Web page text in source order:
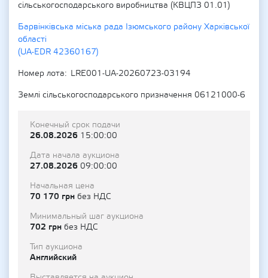
сільськогосподарського виробництва (КВЦПЗ 01.01)
Барвінківська міська рада Ізюмського району Харківської
області
(UA-EDR 42360167)
Номер лота
LRE001-UA-20260723-03194
Землі сільськогосподарського призначення 06121000-6
Конечный срок подачи
26.08.2026 15:00:00
Дата начала аукциона
27.08.2026 09:00:00
Начальная цена
70 170 грн без НДС
Минимальный шаг аукциона
702 грн без НДС
Тип аукциона
Английский